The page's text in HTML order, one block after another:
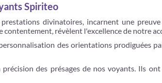
Spiriteo
divinatoires, incarnent une
révèlent l'excellence de notre
des orientations prodiguées
des présages de nos voyants. Ils